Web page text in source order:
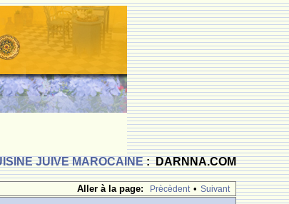
JUIVE MAROCAINE: DARNNA.COM
Aller à la page:
Prècèdent • Suivant